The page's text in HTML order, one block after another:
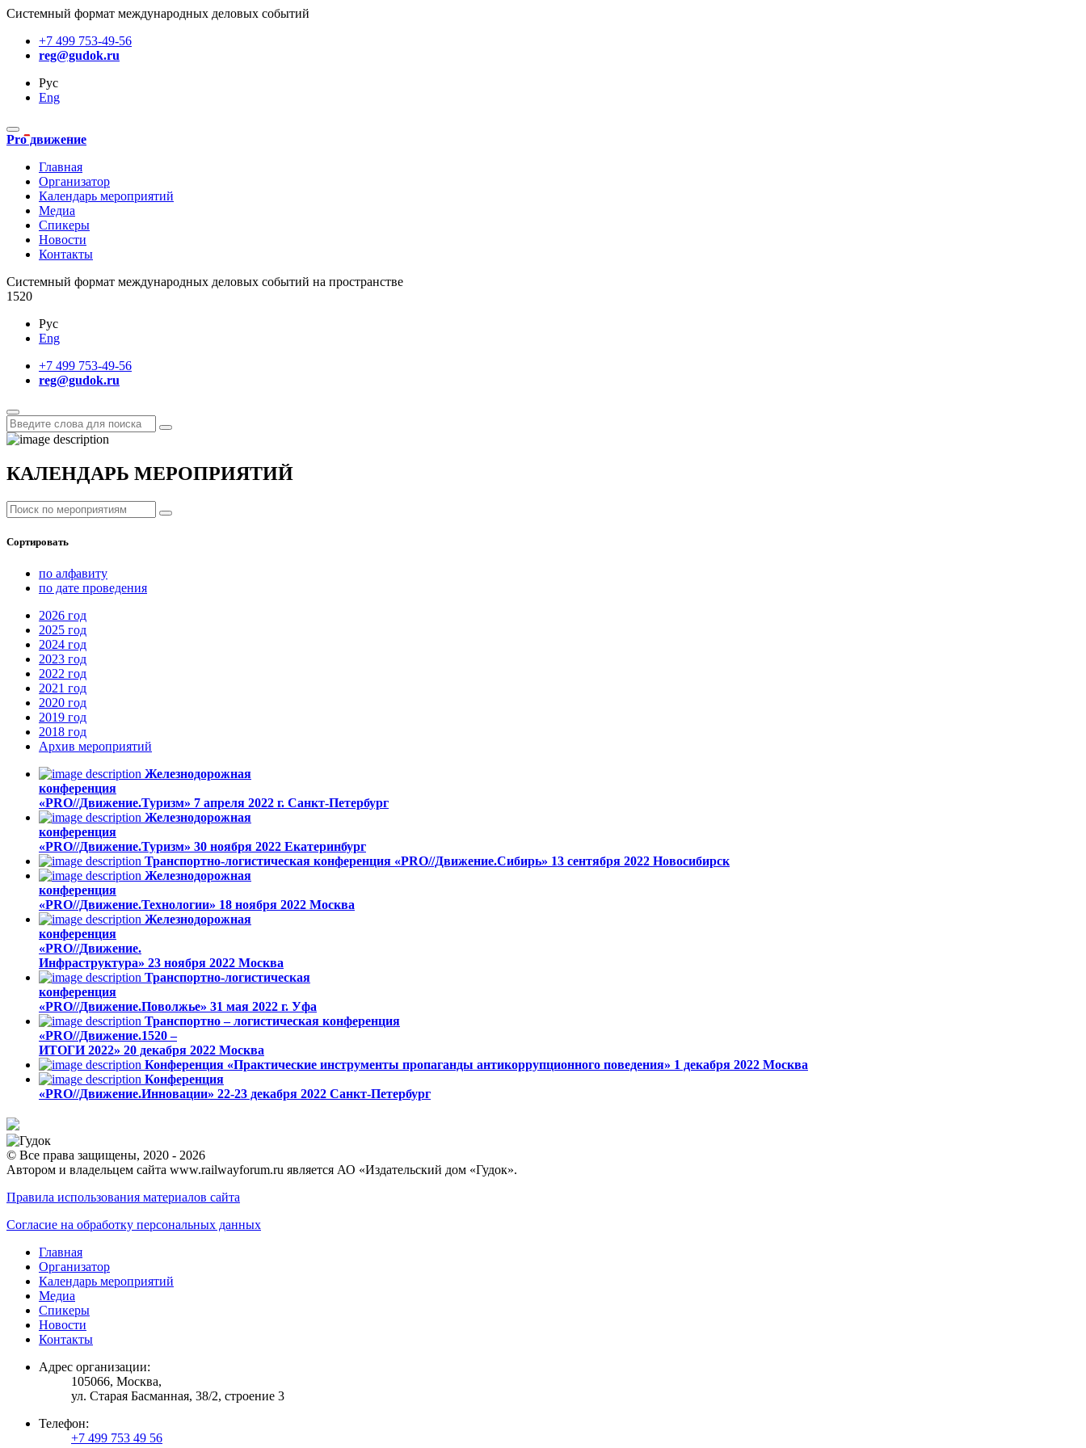
Системный формат международных деловых событий
+7 499 753-49-56
reg@gudok.ru
Рус
Eng
Pro движение
Главная
Организатор
Календарь мероприятий
Медиа
Спикеры
Новости
Контакты
Cистемный формат международных деловых событий на пространстве
1520
Рус
Eng
+7 499 753-49-56
reg@gudok.ru
КАЛЕНДАРЬ МЕРОПРИЯТИЙ
Сортировать
по алфавиту
по дате проведения
2026 год
2025 год
2024 год
2023 год
2022 год
2021 год
2020 год
2019 год
2018 год
Архив мероприятий
Железнодорожная
конференция
«PRO//Движение.Туризм» 7 апреля 2022 г. Санкт-Петербург
Железнодорожная
конференция
«PRO//Движение.Туризм» 30 ноября 2022 Екатеринбург
Транспортно-логистическая конференция «PRO//Движение.Сибирь» 13 cентября 2022 Новосибирск
Железнодорожная
конференция
«PRO//Движение.Технологии» 18 ноября 2022 Москва
Железнодорожная
конференция
«PRO//Движение.
Инфраструктура» 23 ноября 2022 Москва
Транспортно-логистическая
конференция
«PRO//Движение.Поволжье» 31 мая 2022 г. Уфа
Транспортно – логистическая конференция
«PRO//Движение.1520 –
ИТОГИ 2022» 20 декабря 2022 Москва
Конференция «Практические инструменты пропаганды антикоррупционного поведения» 1 декабря 2022 Москва
Конференция
«PRO//Движение.Инновации» 22-23 декабря 2022 Санкт-Петербург
© Все права защищены, 2020 - 2026
Автором и владельцем сайта www.railwayforum.ru является АО «Издательский дом «Гудок».
Правила использования материалов сайта
Согласие на обработку персональных данных
Главная
Организатор
Календарь мероприятий
Медиа
Спикеры
Новости
Контакты
Адрес организации:
105066, Москва,
ул. Старая Басманная, 38/2, строение 3
Телефон:
+7 499 753 49 56